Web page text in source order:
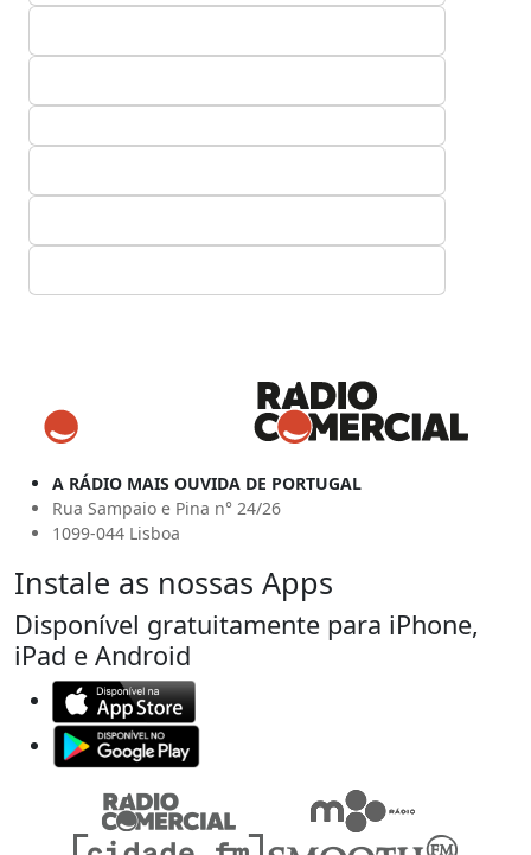
A RÁDIO MAIS OUVIDA DE PORTUGAL
Rua Sampaio e Pina n° 24/26
1099-044 Lisboa
Instale as nossas Apps
Disponível gratuitamente para iPhone,
iPad e Android